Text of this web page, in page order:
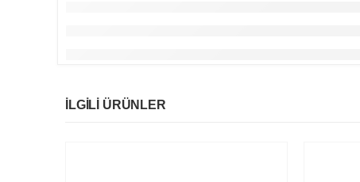
İLGILI ÜRÜNLER